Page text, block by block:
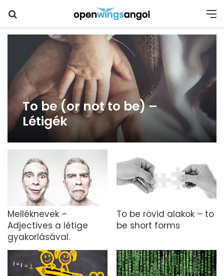
To be (or not to be) –
Létigék
Melléknevek –
Adjectives a létige
gyakorlásával.
To be rövid alakok – to
be short forms